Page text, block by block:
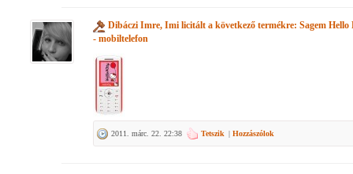
Dibáczi Imre, Imi licitált a következő termékre: Sagem
- mobiltelefon
2011. márc. 22. 22:38 Tetszik | Hozzászólok